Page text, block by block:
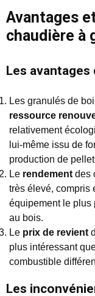
Avantages
chaudière à
Les
Les granulés de
ressource
relativement
lui-même issu de
production de
Le rendementdes
très élevé, compris
équipement le plus
au bois.
Le prix de revient
plus intéressant
combustible
Les